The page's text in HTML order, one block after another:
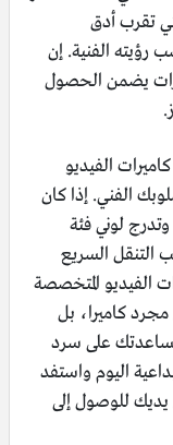
تقرب أدق
رؤيته الفنية. إن
يضمن الحصول
الفيديو
الفني. إذا كان
لوني فئة
التنقل السريع
الفيديو المتخصصة
كاميرا، بل
على سرد
اليوم واستفد
يديك للوصول إلى